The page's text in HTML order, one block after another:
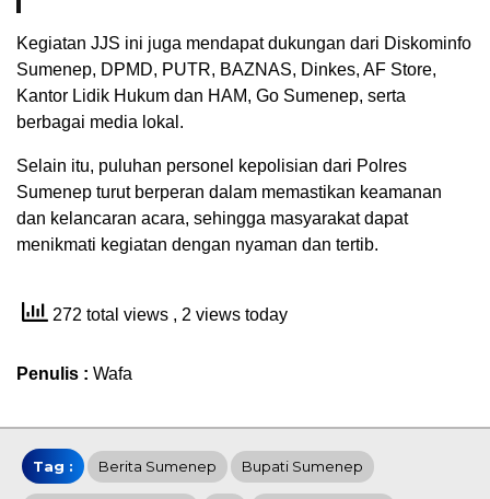
Kegiatan JJS ini juga mendapat dukungan dari Diskominfo
Sumenep, DPMD, PUTR, BAZNAS, Dinkes, AF Store,
Kantor Lidik Hukum dan HAM, Go Sumenep, serta
berbagai media lokal.
Selain itu, puluhan personel kepolisian dari Polres
Sumenep turut berperan dalam memastikan keamanan
dan kelancaran acara, sehingga masyarakat dapat
menikmati kegiatan dengan nyaman dan tertib.
272 total views , 2 views today
Penulis : Wafa
Tag : Berita Sumenep Bupati Sumenep